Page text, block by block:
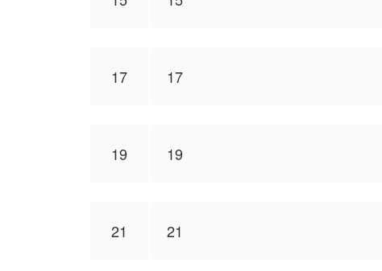
17 17
19 19
21 21